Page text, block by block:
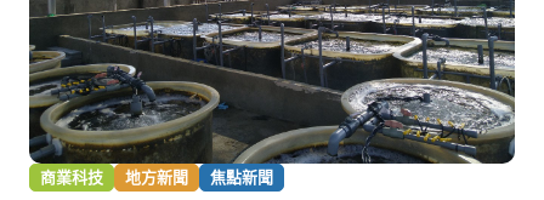
商業科技 地方新聞 焦點新聞